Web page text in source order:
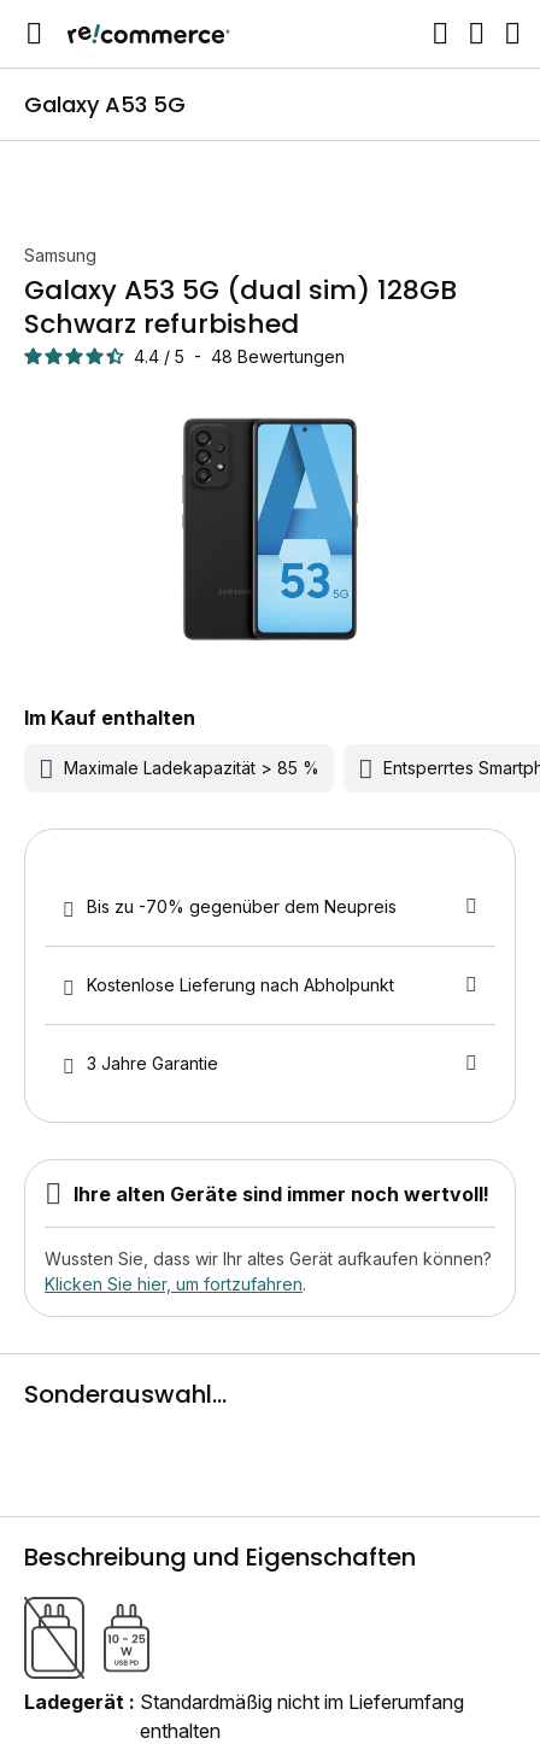
Galaxy A53 5G
Samsung
Galaxy A53 5G (dual sim) 128GB
Schwarz refurbished
4.4 / 5 - 48 Bewertungen
Im Kauf enthalten
Maximale Ladekapazität > 85 % Entsperrtes
Bis zu -70% gegenüber dem Neupreis
Kostenlose Lieferung nach Abholpunkt
3 Jahre Garantie
Ihre alten Geräte sind immer noch wertvoll!
Wussten Sie, dass wir Ihr altes Gerät aufkaufen können?
Klicken Sie hier, um fortzufahren.
Sonderauswahl...
Beschreibung und Eigenschaften
Ladegerät
Standardmäßig nicht im Lieferumfang
enthalten